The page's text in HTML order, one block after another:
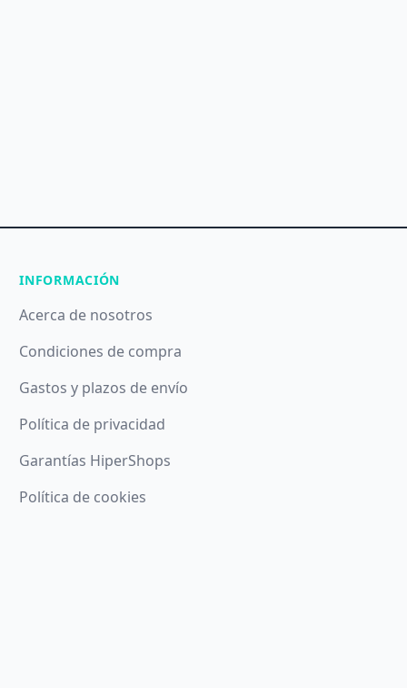
INFORMACIÓN
Acerca de nosotros
Condiciones de compra
Gastos y plazos de envío
Política de privacidad
Garantías HiperShops
Política de cookies